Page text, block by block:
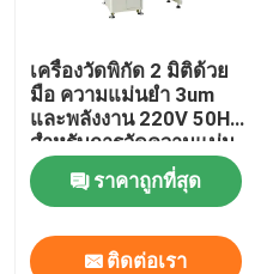
เครื่องวัดพิกัด 2 มิติด้วย
มือ ความแม่นยํา 3um
และพลังงาน 220V 50HZ
สําหรับการวัดความแม่น
ยํา
ราคาถูกที่สุด
ติดต่อเรา